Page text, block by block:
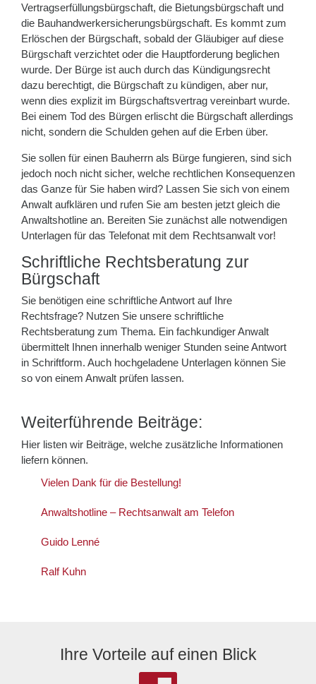
Vertragserfüllungsbürgschaft, die Bietungsbürgschaft und
die Bauhandwerkersicherungsbürgschaft. Es kommt zum
Erlöschen der Bürgschaft, sobald der Gläubiger auf diese
Bürgschaft verzichtet oder die Hauptforderung beglichen
wurde. Der Bürge ist auch durch das Kündigungsrecht
dazu berechtigt, die Bürgschaft zu kündigen, aber nur,
wenn dies explizit im Bürgschaftsvertrag vereinbart wurde.
Bei einem Tod des Bürgen erlischt die Bürgschaft allerdings
nicht, sondern die Schulden gehen auf die Erben über.
Sie sollen für einen Bauherrn als Bürge fungieren, sind sich
jedoch noch nicht sicher, welche rechtlichen Konsequenzen
das Ganze für Sie haben wird? Lassen Sie sich von einem
Anwalt aufklären und rufen Sie am besten jetzt gleich die
Anwaltshotline an. Bereiten Sie zunächst alle notwendigen
Unterlagen für das Telefonat mit dem Rechtsanwalt vor!
Schriftliche Rechtsberatung zur
Bürgschaft
Sie benötigen eine schriftliche Antwort auf Ihre
Rechtsfrage? Nutzen Sie unsere schriftliche
Rechtsberatung zum Thema. Ein fachkundiger Anwalt
übermittelt Ihnen innerhalb weniger Stunden seine Antwort
in Schriftform. Auch hochgeladene Unterlagen können Sie
so von einem Anwalt prüfen lassen.
Weiterführende Beiträge:
Hier listen wir Beiträge, welche zusätzliche Informationen
liefern können.
Vielen Dank für die Bestellung!
Anwaltshotline – Rechtsanwalt am Telefon
Guido Lenné
Ralf Kuhn
Ihre Vorteile auf einen Blick